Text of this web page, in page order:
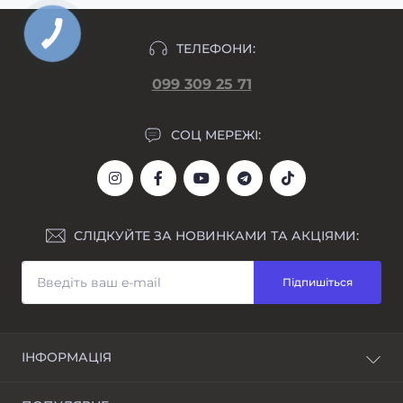
ТЕЛЕФОНИ:
099 309 25 71
СОЦ МЕРЕЖІ:
СЛІДКУЙТЕ ЗА НОВИНКАМИ ТА АКЦІЯМИ:
Підпишіться
ІНФОРМАЦІЯ